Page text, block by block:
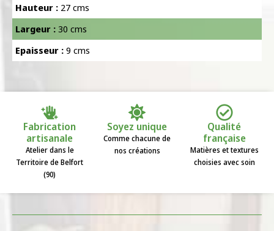
Hauteur : 27 cms
Largeur : 30 cms
Epaisseur : 9 cms
Fabrication
artisanale
Atelier dans le
Territoire de Belfort
(90)
Soyez unique
Comme chacune de
nos créations
Qualité
française
Matières et textures
choisies avec soin